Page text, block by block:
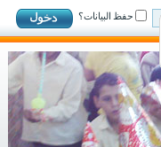
حفظ البيانات؟